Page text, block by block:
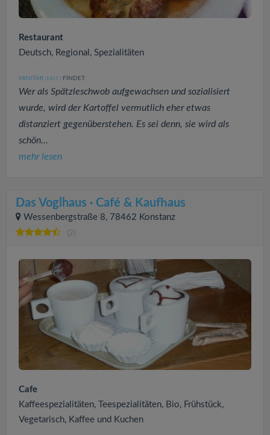
Restaurant
Deutsch, Regional, Spezialitäten
MINITAR (1415 ) FINDET:
Wer als Spätzleschwob aufgewachsen und sozialisiert
wurde, wird der Kartoffel vermutlich eher etwas
distanziert gegenüberstehen. Es sei denn, sie wird als
schön...
mehr lesen
Das Voglhaus · Café & Kaufhaus
Wessenbergstraße 8, 78462 Konstanz
(2)
Cafe
Kaffeespezialitäten, Teespezialitäten, Bio, Frühstück,
Vegetarisch, Kaffee und Kuchen